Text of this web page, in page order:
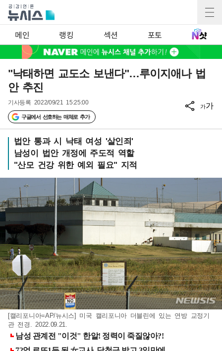
메인 랭킹 섹션 포토
"낙태하면 교도소 보낸다"…루이지애나 법
안 추진
기사등록 2022/09/21 15:25:00
구글에서 선호하는 매체로 추가
가가
법안 통과 시 낙태 여성 '살인죄'
남성이 법안 개정에 주도적 역할
"산모 건강 위한 예외 필요" 지적
[캘리포니아=AP/뉴시스] 미국 캘리포니아 더블린에 있는 연방 교정기
관 전경. 2022.09.21.